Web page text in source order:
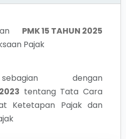
PMK 15 TAHUN 2025
Pajak
dengan
tentang Tata Cara
Ketetapan Pajak dan